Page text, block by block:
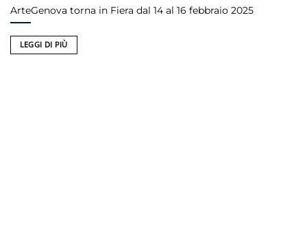
ArteGenova torna in Fiera dal 14 al 16 febbraio 2025
LEGGI DI PIÙ